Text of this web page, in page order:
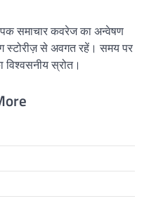
समाचार कवरेज का अन्वेषण
स्टोरीज़ से अवगत रहें। समय पर
स्रोत।